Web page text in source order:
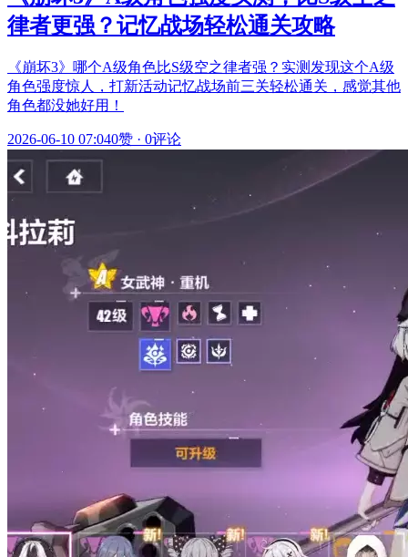
律者更强？记忆战场轻松通关攻略
《崩坏3》哪个A级角色比S级空之律者强？实测发现这个A级
角色强度惊人，打新活动记忆战场前三关轻松通关，感觉其他
角色都没她好用！
2026-06-10 07:040赞 · 0评论